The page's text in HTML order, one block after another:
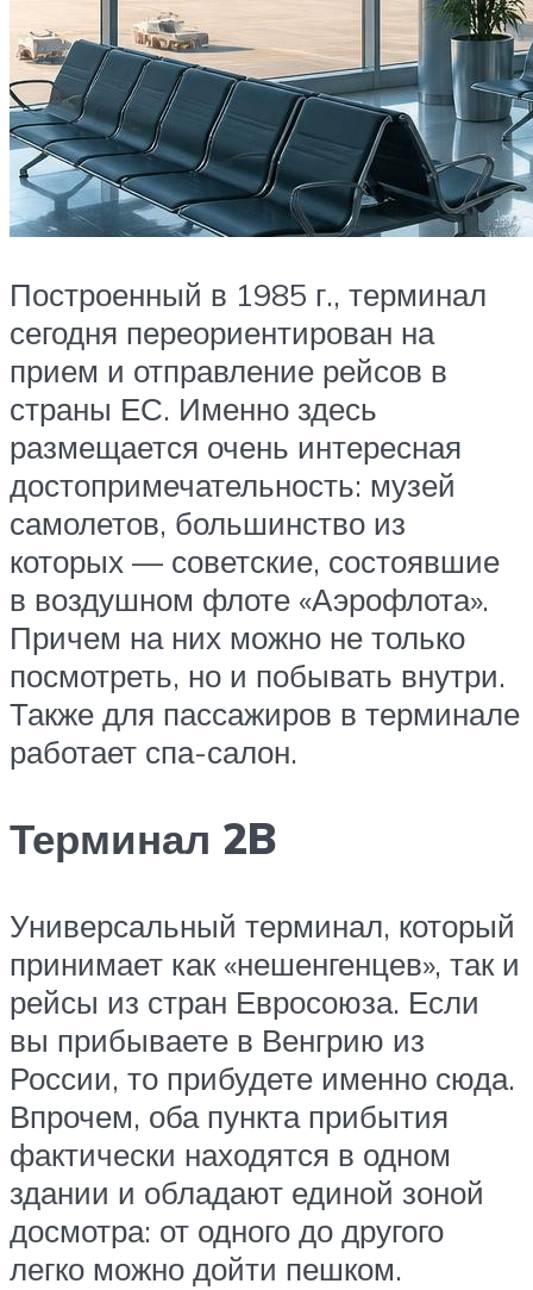
Построенный в 1985 г., терминал
сегодня переориентирован на
прием и отправление рейсов в
страны ЕС. Именно здесь
размещается очень интересная
достопримечательность: музей
самолетов, большинство из
которых — советские, состоявшие
в воздушном флоте «Аэрофлота».
Причем на них можно не только
посмотреть, но и побывать внутри.
Также для пассажиров в терминале
работает спа-салон.
Терминал 2B
Универсальный терминал, который
принимает как «нешенгенцев», так и
рейсы из стран Евросоюза. Если
вы прибываете в Венгрию из
России, то прибудете именно сюда.
Впрочем, оба пункта прибытия
фактически находятся в одном
здании и обладают единой зоной
досмотра: от одного до другого
легко можно дойти пешком.